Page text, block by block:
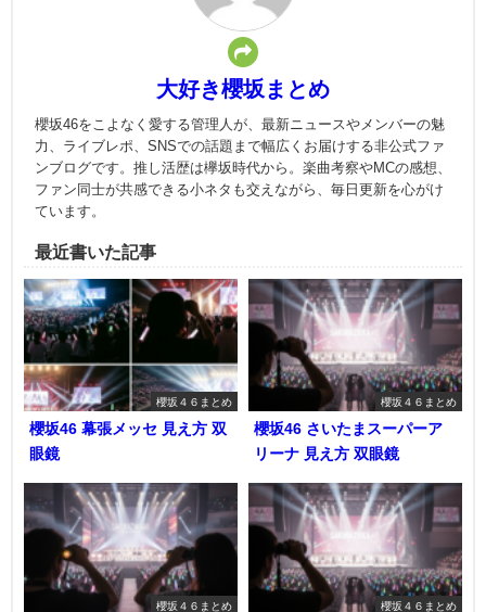
大好き櫻坂まとめ
櫻坂46をこよなく愛する管理人が、最新ニュースやメンバーの魅
力、ライブレポ、SNSでの話題まで幅広くお届けする非公式ファ
ンブログです。推し活歴は欅坂時代から。楽曲考察やMCの感想、
ファン同士が共感できる小ネタも交えながら、毎日更新を心がけ
ています。
最近書いた記事
櫻坂４６まとめ
櫻坂46 幕張メッセ 見え方 双
眼鏡
櫻坂４６まとめ
櫻坂46 さいたまスーパーア
リーナ 見え方 双眼鏡
櫻坂４６まとめ 櫻坂４６まとめ